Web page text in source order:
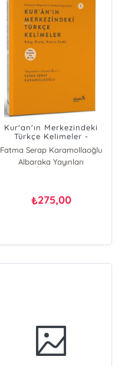
Kur'an'ın Merkezindeki
Türkçe Kelimeler -
Başlangıçtan Belagata
Kur'an Merkezli Arapça
Dersleri 1
Fatma Serap Karamollaoğlu
Albaraka Yayınları
₺275,00